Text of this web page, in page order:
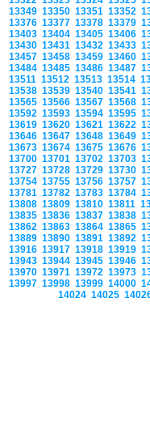
13349 13350 13351 13352
13376 13377 13378 13379
13403 13404 13405 13406
13430 13431 13432 13433
13457 13458 13459 13460
13484 13485 13486 13487
13511 13512 13513 13514
13538 13539 13540 13541
13565 13566 13567 13568
13592 13593 13594 13595
13619 13620 13621 13622
13646 13647 13648 13649
13673 13674 13675 13676
13700 13701 13702 13703
13727 13728 13729 13730
13754 13755 13756 13757
13781 13782 13783 13784
13808 13809 13810 13811
13835 13836 13837 13838
13862 13863 13864 13865
13889 13890 13891 13892
13916 13917 13918 13919
13943 13944 13945 13946
13970 13971 13972 13973
13997 13998 13999 14000
14024 14025